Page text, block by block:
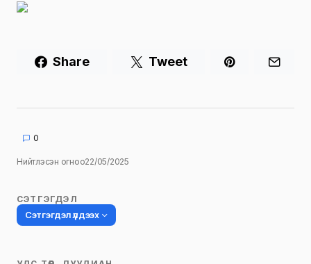
Share Tweet
0
Нийтлэсэн огноо22/05/2025
СЭТГЭГДЭЛ
Сэтгэгдэл үлдээх